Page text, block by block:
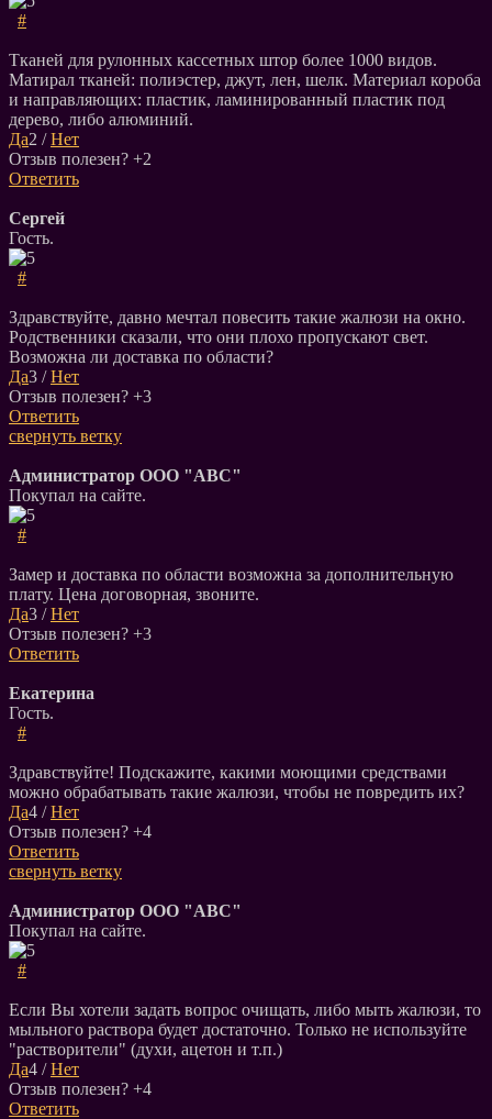
#
Тканей для рулонных кассетных штор более 1000 видов.
Матирал тканей: полиэстер, джут, лен, шелк. Материал короба
и направляющих: пластик, ламинированный пластик под
дерево, либо алюминий.
Да2 /Нет
Отзыв полезен? +2
Ответить
Сергей
Гость.
#
Здравствуйте, давно мечтал повесить такие жалюзи на окно.
Родственники сказали, что они плохо пропускают свет.
Возможна ли доставка по области?
Да3 /Нет
Отзыв полезен? +3
Ответить
свернуть ветку
Администратор ООО "АВС"
Покупал на сайте.
#
Замер и доставка по области возможна за дополнительную
плату. Цена договорная, звоните.
Да3 /Нет
Отзыв полезен? +3
Ответить
Екатерина
Гость.
#
Здравствуйте! Подскажите, какими моющими средствами
можно обрабатывать такие жалюзи, чтобы не повредить их?
Да4 /Нет
Отзыв полезен? +4
Ответить
свернуть ветку
Администратор ООО "АВС"
Покупал на сайте.
#
Если Вы хотели задать вопрос очищать, либо мыть жалюзи, то
мыльного раствора будет достаточно. Только не используйте
"растворители" (духи, ацетон и т.п.)
Да4 /Нет
Отзыв полезен? +4
Ответить